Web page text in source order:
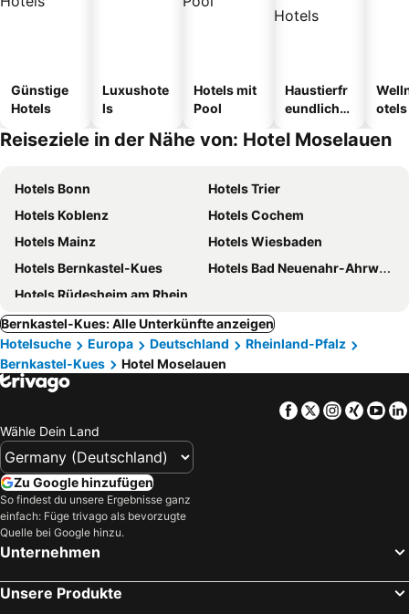
Günstige
Hotels
Luxushote
ls
Hotels mit
Pool
Haustierfr
eundliche
otels
Reiseziele in der Nähe von: Hotel Moselauen
Hotels Bonn
Hotels Trier
Hotels Koblenz
Hotels Cochem
Hotels Mainz
Hotels Wiesbaden
Hotels Bernkastel-Kues
Hotels Bad Neuenahr-Ahrweiler
Hotels Rüdesheim am Rhein
Bernkastel-Kues: Alle Unterkünfte anzeigen
Hotelsuche
Europa Deutschland
Rheinland-Pfalz
Bernkastel-Kues
Hotel Moselauen
Facebook
TwitterXing
Wähle Dein Land
Zu Google hinzufügen
So findest du unsere Ergebnisse ganz
einfach: Füge trivago als bevorzugte
Quelle bei Google hinzu.
Unternehmen
Unsere Produkte